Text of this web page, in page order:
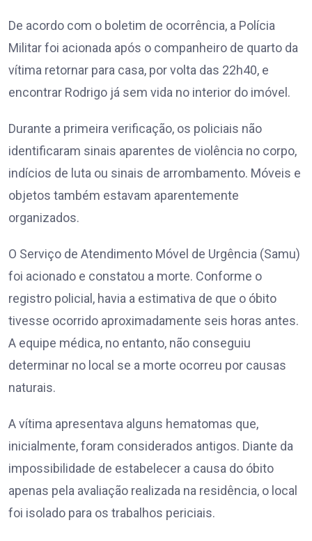
De acordo com o boletim de ocorrência, a Polícia
Militar foi acionada após o companheiro de quarto da
vítima retornar para casa, por volta das 22h40, e
encontrar Rodrigo já sem vida no interior do imóvel.
Durante a primeira verificação, os policiais não
identificaram sinais aparentes de violência no corpo,
indícios de luta ou sinais de arrombamento. Móveis e
objetos também estavam aparentemente
organizados.
O Serviço de Atendimento Móvel de Urgência (Samu)
foi acionado e constatou a morte. Conforme o
registro policial, havia a estimativa de que o óbito
tivesse ocorrido aproximadamente seis horas antes.
A equipe médica, no entanto, não conseguiu
determinar no local se a morte ocorreu por causas
naturais.
A vítima apresentava alguns hematomas que,
inicialmente, foram considerados antigos. Diante da
impossibilidade de estabelecer a causa do óbito
apenas pela avaliação realizada na residência, o local
foi isolado para os trabalhos periciais.